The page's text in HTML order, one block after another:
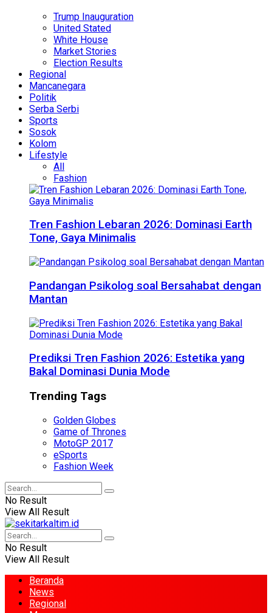
Trump Inauguration
United Stated
White House
Market Stories
Election Results
Regional
Mancanegara
Politik
Serba Serbi
Sports
Sosok
Kolom
Lifestyle
All
Fashion
Tren Fashion Lebaran 2026: Dominasi Earth
Tone, Gaya Minimalis
Pandangan Psikolog soal Bersahabat dengan
Mantan
Prediksi Tren Fashion 2026: Estetika yang
Bakal Dominasi Dunia Mode
Trending Tags
Golden Globes
Game of Thrones
MotoGP 2017
eSports
Fashion Week
No Result
View All Result
No Result
View All Result
Beranda
News
Regional